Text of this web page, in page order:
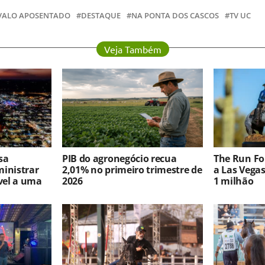
APOSENTADO DESTAQUE NA PONTA DOS CASCOS TV UC
Veja Também
a uma
PIB do agronegócio recua
2,01% no primeiro trimestre de
2026
The Run
a Las
1 milhão